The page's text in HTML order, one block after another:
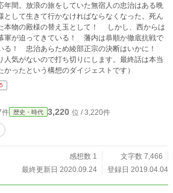
間。放浪の旅をしていた無宿人の忠治はある晩
として生きて行かなければならなくなった。死ん
の殿様の替え玉として！ しかし、西からは
軍が迫ってきている！ 藩内は恭順か徹底抗戦で
る！ 忠治あらため綾部正宗の決断はいかに！
人気がないので打ち切りにします。最終話は本当
かったという構想のダイジェストです）
件 歴史・時代 3,220 位 / 3,220件
感想数 1
文字数 7,466
最終更新日 2020.09.24
登録日 2019.04.04